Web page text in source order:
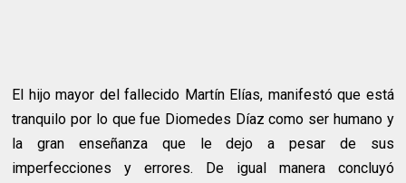
El hijo mayor del fallecido Martín Elías, manifestó que está
tranquilo por lo que fue Diomedes Díaz como ser humano y
la gran enseñanza que le dejo a pesar de sus
imperfecciones y errores. De igual manera concluyó